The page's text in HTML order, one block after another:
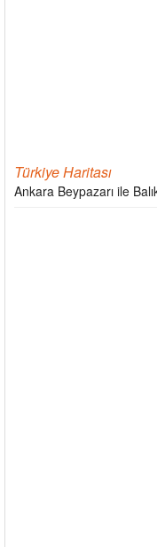
Türkiye Haritası
Ankara Beypazarı ile